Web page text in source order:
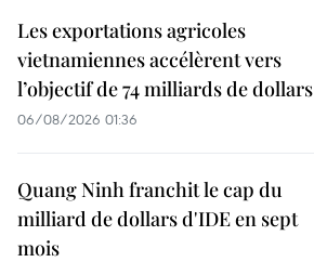
Les exportations agricoles
vietnamiennes accélèrent vers
l’objectif de 74 milliards de dollars
06/08/2026 01:36
Quang Ninh franchit le cap du
milliard de dollars d'IDE en sept
mois